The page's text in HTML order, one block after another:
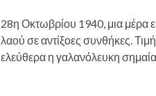
28η Οκτωβρίου 1940, μια μέρα
λαού σε αντίξοες συνθήκες.
ελεύθερα η γαλανόλευκη